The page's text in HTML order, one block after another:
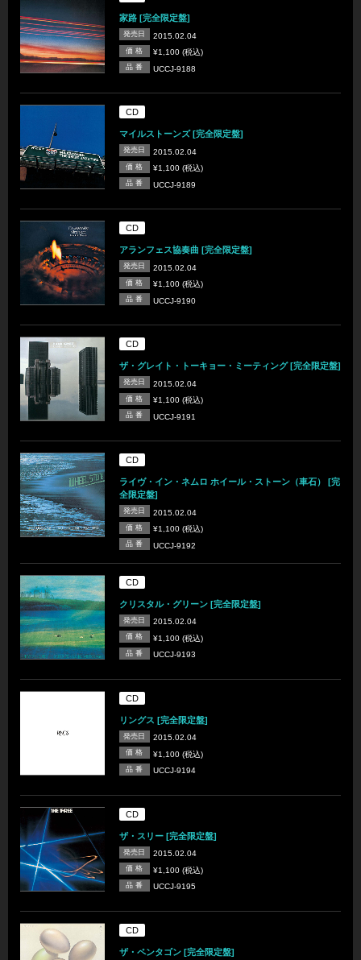
家路 [完全限定盤]
発売日 2015.02.04
価 格 ¥1,100 (税込)
品 番 UCCJ-9188
CD
マイルストーンズ [完全限定盤]
発売日 2015.02.04
価 格 ¥1,100 (税込)
品 番 UCCJ-9189
CD
アランフェス協奏曲 [完全限定盤]
発売日 2015.02.04
価 格 ¥1,100 (税込)
品 番 UCCJ-9190
CD
ザ・グレイト・トーキョー・ミーティング [完全限定盤]
発売日 2015.02.04
価 格 ¥1,100 (税込)
品 番 UCCJ-9191
CD
ライヴ・イン・ネムロ ホイール・ストーン（車石） [完
全限定盤]
発売日 2015.02.04
価 格 ¥1,100 (税込)
品 番 UCCJ-9192
CD
クリスタル・グリーン [完全限定盤]
発売日 2015.02.04
価 格 ¥1,100 (税込)
品 番 UCCJ-9193
CD
リングス [完全限定盤]
発売日 2015.02.04
価 格 ¥1,100 (税込)
品 番 UCCJ-9194
CD
ザ・スリー [完全限定盤]
発売日 2015.02.04
価 格 ¥1,100 (税込)
品 番 UCCJ-9195
CD
ザ・ペンタゴン [完全限定盤]